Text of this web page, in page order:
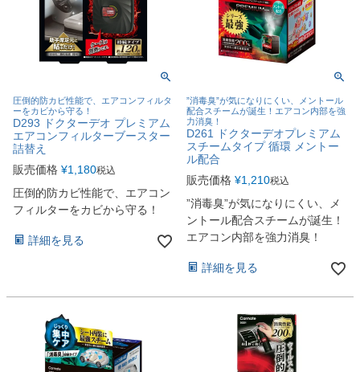
圧倒的防カビ性能で、エアコンフィルタ
ーをカビから守る！
D293 ドクターデオ プレミアム
エアコンフィルターブースター
詰替え
販売価格 ¥1,180税込
圧倒的防カビ性能で、エアコン
フィルターをカビから守る！
詳細を見る
”消毒臭”が気になりにくい、メントール
配合スチームが誕生！エアコン内部を強
力消臭！
D261 ドクターデオプレミアム
スチームタイプ 循環 メントー
ル配合
販売価格 ¥1,210税込
”消毒臭”が気になりにくい、メ
ントール配合スチームが誕生！
エアコン内部を強力消臭！
詳細を見る